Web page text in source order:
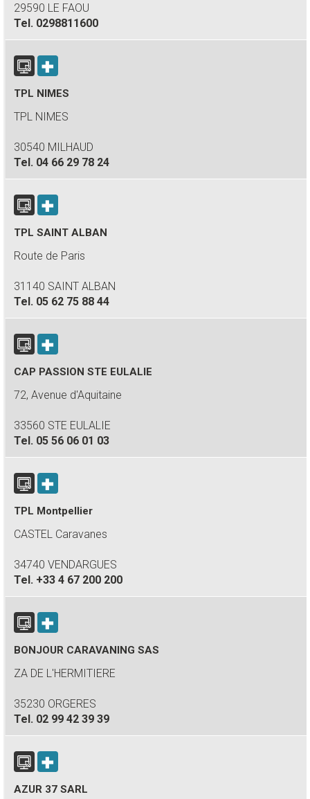
29590 LE FAOU
Tel. 0298811600
TPL NIMES
TPL NIMES
30540 MILHAUD
Tel. 04 66 29 78 24
TPL SAINT ALBAN
Route de Paris
31140 SAINT ALBAN
Tel. 05 62 75 88 44
CAP PASSION STE EULALIE
72, Avenue d'Aquitaine
33560 STE EULALIE
Tel. 05 56 06 01 03
TPL Montpellier
CASTEL Caravanes
34740 VENDARGUES
Tel. +33 4 67 200 200
BONJOUR CARAVANING SAS
ZA DE L'HERMITIERE
35230 ORGERES
Tel. 02 99 42 39 39
AZUR 37 SARL